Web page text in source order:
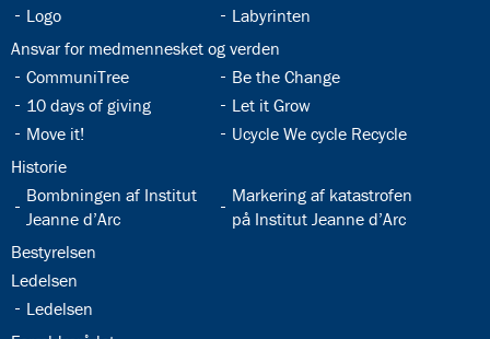
32.6:
Logo 32.7:
Labyrinten
32.8:
Ansvar for medmennesket og verden
32.9:
CommuniTree 32.10:
Be the Change
32.11:
10 days of giving 32.12:
Let it Grow
32.13:
Move it! 32.14:
Ucycle We cycle Recycle
32.15:
Historie
32.16:
Bombningen af Institut
Jeanne d’Arc
32.17:
Markering af katastrofen
på Institut Jeanne d’Arc
32.18:
Bestyrelsen
32.19:
Ledelsen
32.20:
Ledelsen